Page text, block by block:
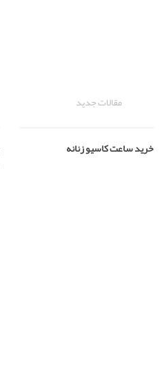
مقالات جدید
خريد ساعت کاسيو زنانه